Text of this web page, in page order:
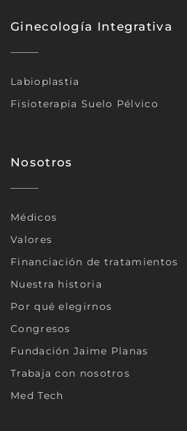
Ginecología Integrativa
Labioplastia
Fisioterapia Suelo Pélvico
Nosotros
Médicos
Valores
Financiación de tratamientos
Nuestra historia
Por qué elegirnos
Congresos
Fundación Jaime Planas
Trabaja con nosotros
Med Tech